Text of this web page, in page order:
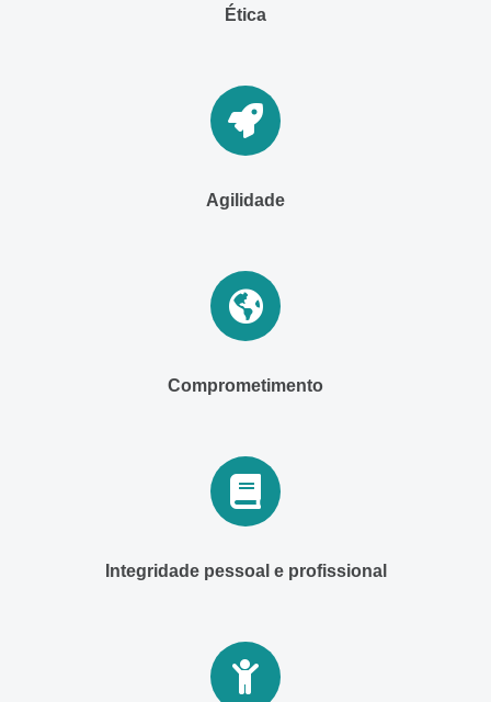
Ética
Agilidade
Comprometimento
Integridade pessoal e profissional